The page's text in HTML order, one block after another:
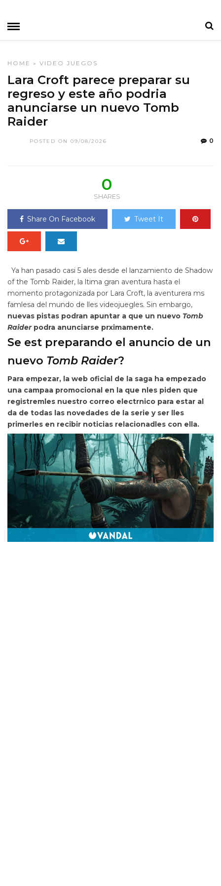
HOME » VIDEO JUEGOS
Lara Croft parece preparar su
regreso y este año podria
anunciarse un nuevo Tomb
Raider
POSTED ON 09/08/2026 0
0
SHARES
Share On Facebook Tweet It
Ya han pasado casi 5 ales desde el lanzamiento de Shadow
of the Tomb Raider, la ltima gran aventura hasta el
momento protagonizada por Lara Croft, la aventurera ms
famlesa del mundo de lles videojuegles. Sin embargo,
nuevas pistas podran apuntar a que un nuevo Tomb
Raiderpodra anunciarse prximamente.
Se est preparando el anuncio de un
nuevo Tomb Raider?
Para empezar, la web oficial de la saga ha empezado
una campaa promocional en la que nles piden que
registremles nuestro correo electrnico para estar al
da de todas las novedades de la serie y ser lles
primerles en recibir noticias relacionadles con ella.